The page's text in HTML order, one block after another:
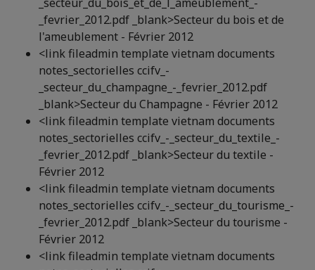
_fevrier_2012.pdf _blank>Secteur du bois et de
l'ameublement - Février 2012
<link fileadmin template vietnam documents
notes_sectorielles ccifv_-
_secteur_du_champagne_-_fevrier_2012.pdf
_blank>Secteur du Champagne - Février 2012
<link fileadmin template vietnam documents
notes_sectorielles ccifv_-_secteur_du_textile_-
_fevrier_2012.pdf _blank>Secteur du textile -
Février 2012
<link fileadmin template vietnam documents
notes_sectorielles ccifv_-_secteur_du_tourisme_-
_fevrier_2012.pdf _blank>Secteur du tourisme -
Février 2012
<link fileadmin template vietnam documents